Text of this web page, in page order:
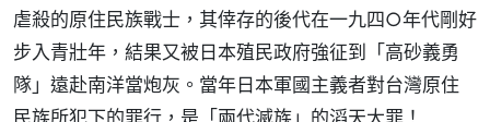
虐殺的原住民族戰士，其倖存的後代在一九四○年代剛好
步入青壯年，結果又被日本殖民政府強征到「高砂義勇
隊」遠赴南洋當炮灰。當年日本軍國主義者對台灣原住